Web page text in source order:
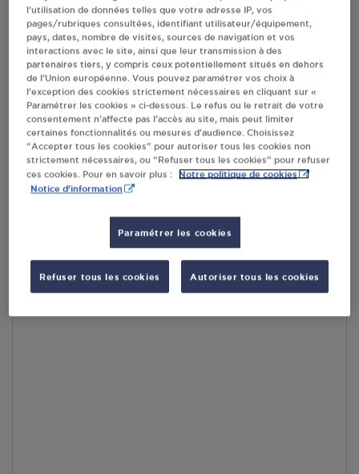
S'Y RENDRE
AFFICHER LE TÉLÉPHONE
RECEVOIR LES COORDONNÉES DU REVENDEUR
En cliquant sur « S’y rendre », j’autorise le traitement
d’informations (dont mon adresse IP) et leur transfert hors UE
par Google Maps afin d’afficher la carte.
Accès
l’utilisation de données telles que votre adresse IP, vos
pages/rubriques consultées, identifiant utilisateur/équipement,
pays, dates, nombre de visites, sources de navigation et vos
interactions avec le site, ainsi que leur transmission à des
partenaires tiers, y compris ceux potentiellement situés en dehors
de l’Union européenne. Vous pouvez paramétrer vos choix à
l’exception des cookies strictement nécessaires en cliquant sur «
Paramétrer les cookies » ci-dessous. Le refus ou le retrait de votre
consentement n’affecte pas l’accès au site, mais peut limiter
certaines fonctionnalités ou mesures d’audience. Choisissez
“Accepter tous les cookies” pour autoriser tous les cookies non
strictement nécessaires, ou “Refuser tous les cookies” pour refuser
ces cookies. Pour en savoir plus :
Notre politique de cookies
Notice d'information
Paramétrer les cookies
Refuser tous les cookies Autoriser tous les cookies